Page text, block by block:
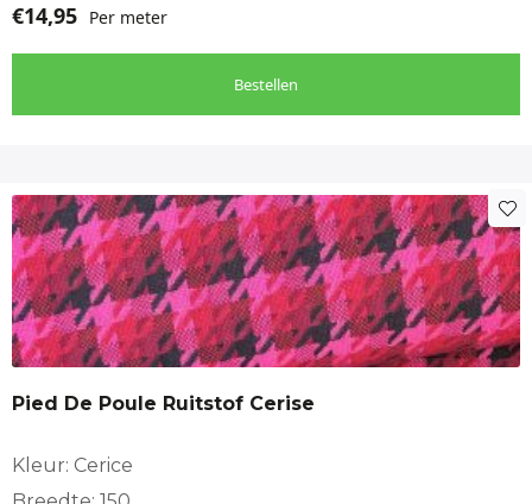
€14,95 Per meter
Bestellen
Pied De Poule Ruitstof Cerise
Kleur: Cerice